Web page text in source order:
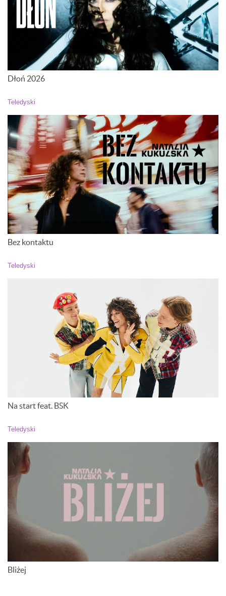
Dłoń 2026
Teledyski
Bez kontaktu
Teledyski
Na start feat. BSK
Teledyski
Bliżej